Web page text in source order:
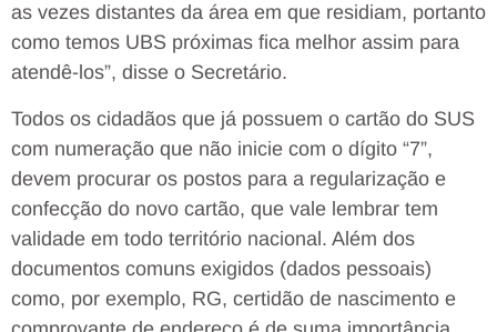
as vezes distantes da área em que residiam, portanto
como temos UBS próximas fica melhor assim para
atendê-los”, disse o Secretário.
Todos os cidadãos que já possuem o cartão do SUS
com numeração que não inicie com o dígito “7”,
devem procurar os postos para a regularização e
confecção do novo cartão, que vale lembrar tem
validade em todo território nacional. Além dos
documentos comuns exigidos (dados pessoais)
como, por exemplo, RG, certidão de nascimento e